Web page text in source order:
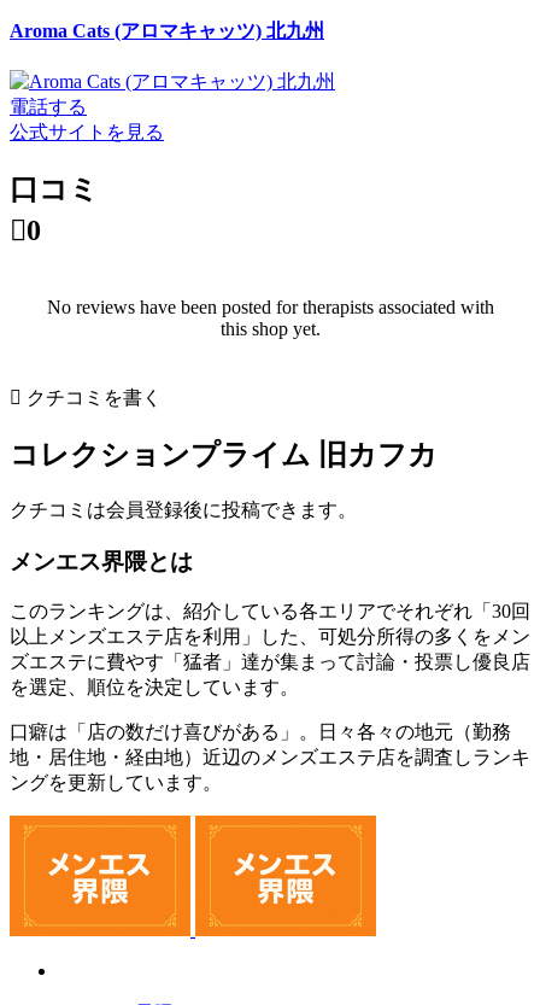
Aroma Cats (アロマキャッツ) 北九州
電話する
公式サイトを見る
口コミ
0
No reviews have been posted for therapists associated with
this shop yet.
 クチコミを書く
コレクションプライム 旧カフカ
クチコミは会員登録後に投稿できます。
メンエス界隈とは
このランキングは、紹介している各エリアでそれぞれ「30回
以上メンズエステ店を利用」した、可処分所得の多くをメン
ズエステに費やす「猛者」達が集まって討論・投票し優良店
を選定、順位を決定しています。
口癖は「店の数だけ喜びがある」。日々各々の地元（勤務
地・居住地・経由地）近辺のメンズエステ店を調査しランキ
ングを更新しています。